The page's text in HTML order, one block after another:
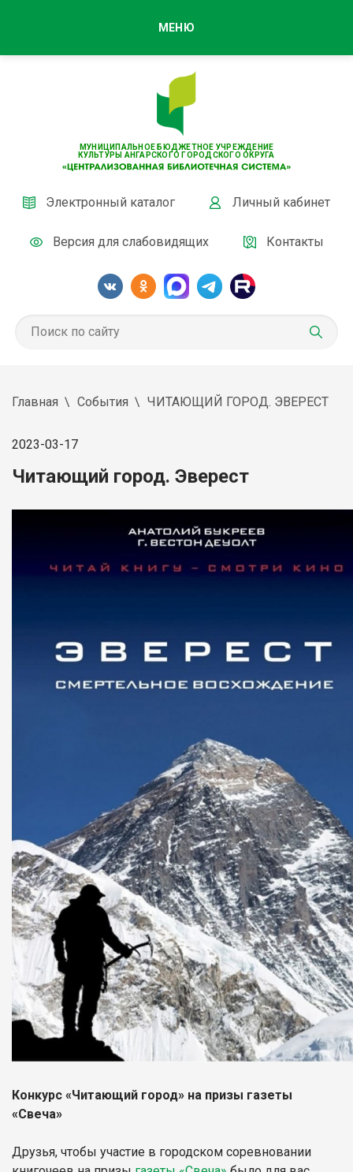
МУНИЦИПАЛЬНОЕ БЮДЖЕТНОЕ УЧРЕЖДЕНИЕ
КУЛЬТУРЫ АНГАРСКОГО ГОРОДСКОГО ОКРУГА
Электронный каталог Личный кабинет
Версия для слабовидящих Контакты
МЕНЮ
Главная События ЧИТАЮЩИЙ ГОРОД. ЭВЕРЕСТ
2023-03-17
Читающий город. Эверест
Конкурс «Читающий город» на призы газеты
«Свеча»
Друзья, чтобы участие в городском соревновании